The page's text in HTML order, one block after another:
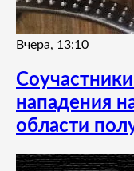
Вчера, 13:10
нападения
области